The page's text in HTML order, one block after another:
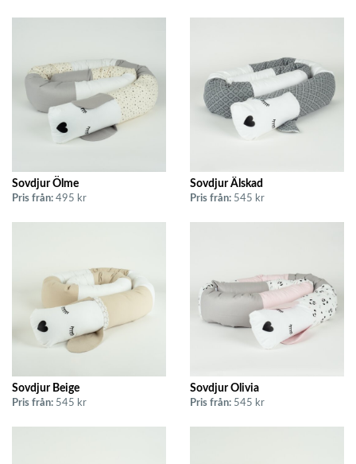
Sovdjur Ölme
Pris från: 495 kr
Sovdjur Älskad
Pris från: 545 kr
Sovdjur Beige
Pris från: 545 kr
Sovdjur Olivia
Pris från: 545 kr